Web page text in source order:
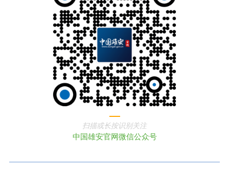
扫描或长按识别关注
中国雄安官网微信公众号